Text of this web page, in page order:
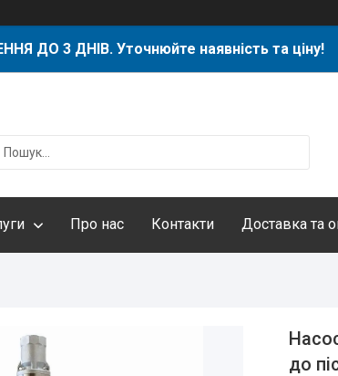
ДО 3 ДНІВ. Уточнюйте наявність та ціну!
Про нас Контакти Доставка та
до